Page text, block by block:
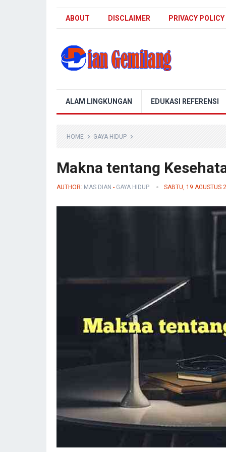
ABOUT DISCLAIMER PRIVACY POLICY
ALAM LINGKUNGAN EDUKASI REFERENSI
HOME GAYA HIDUP
Makna tentang
AUTHOR: MAS DIAN - GAYA HIDUP SABTU, 19 AGUSTUS